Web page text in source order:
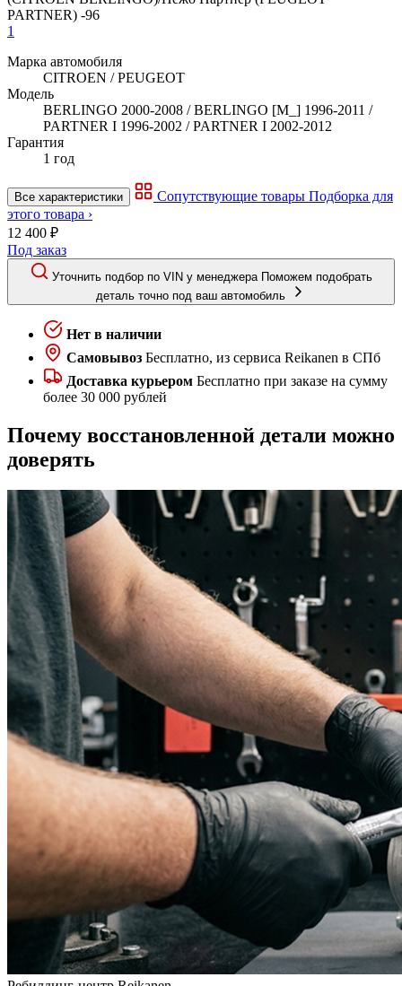
1
Марка автомобиля
CITROEN / PEUGEOT
Модель
BERLINGO 2000-2008 / BERLINGO [M_] 1996-2011 /
PARTNER I 1996-2002 / PARTNER I 2002-2012
Гарантия
1 год
Все характеристики Сопутствующие товары Подборка для
этого товара ›
12 400 ₽
Под заказ
Уточнить подбор по VIN у менеджера Поможем подобрать
деталь точно под ваш автомобиль
Нет в наличии
Самовывоз Бесплатно, из сервиса Reikanen в СПб
Доставка курьером Бесплатно при заказе на сумму
более 30 000 рублей
Почему восстановленной детали можно
доверять